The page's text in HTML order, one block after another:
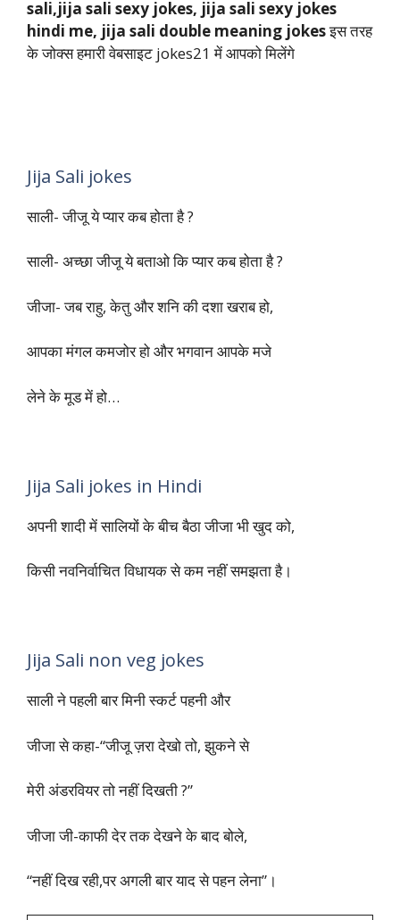
sali,jija sali sexy jokes, jija sali sexy jokes
hindi me, jija sali double meaning jokesइस तरह
के जोक्स हमारी वेबसाइट jokes21 में आपको मिलेंगे
Jija Sali jokes
साली- जीजू ये प्यार कब होता है ?
साली- अच्छा जीजू ये बताओ कि प्यार कब होता है ?
जीजा- जब राहु, केतु और शनि की दशा खराब हो,
आपका मंगल कमजोर हो और भगवान आपके मजे
लेने के मूड में हो…
Jija Sali jokes in Hindi
अपनी शादी में सालियों के बीच बैठा जीजा भी खुद को,
किसी नवनिर्वाचित विधायक से कम नहीं समझता है।
Jija Sali non veg jokes
साली ने पहली बार मिनी स्कर्ट पहनी और
जीजा से कहा-“जीजू ज़रा देखो तो, झुकने से
मेरी अंडरवियर तो नहीं दिखती ?”
जीजा जी-काफी देर तक देखने के बाद बोले,
“नहीं दिख रही,पर अगली बार याद से पहन लेना”।